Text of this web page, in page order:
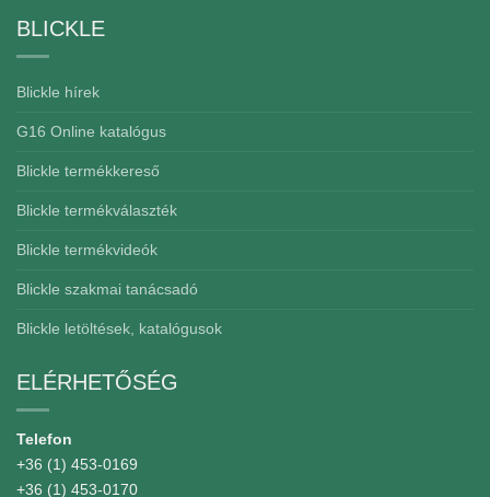
BLICKLE
Blickle hírek
G16 Online katalógus
Blickle termékkereső
Blickle termékválaszték
Blickle termékvideók
Blickle szakmai tanácsadó
Blickle letöltések, katalógusok
ELÉRHETŐSÉG
Telefon
+36 (1) 453-0169
+36 (1) 453-0170